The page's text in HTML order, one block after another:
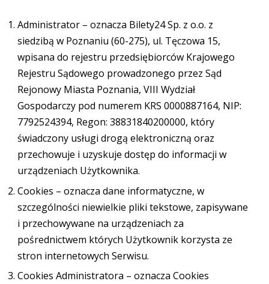
Administrator – oznacza Bilety24 Sp. z o.o. z
siedzibą w Poznaniu (60-275), ul. Tęczowa 15,
wpisana do rejestru przedsiębiorców Krajowego
Rejestru Sądowego prowadzonego przez Sąd
Rejonowy Miasta Poznania, VIII Wydział
Gospodarczy pod numerem KRS 0000887164, NIP:
7792524394, Regon: 38831840200000, który
świadczony usługi drogą elektroniczną oraz
przechowuje i uzyskuje dostęp do informacji w
urządzeniach Użytkownika.
Cookies – oznacza dane informatyczne, w
szczególności niewielkie pliki tekstowe, zapisywane
i przechowywane na urządzeniach za
pośrednictwem których Użytkownik korzysta ze
stron internetowych Serwisu.
Cookies Administratora – oznacza Cookies